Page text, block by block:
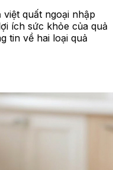
quất ngoại nhập
ích sức khỏe của quả
tin về hai loại quả